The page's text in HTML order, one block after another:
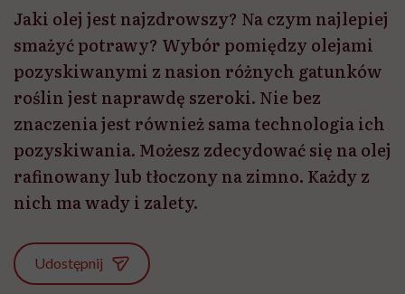
Jaki olej jest najzdrowszy? Na czym najlepiej
smażyć potrawy? Wybór pomiędzy olejami
pozyskiwanymi z nasion różnych gatunków
roślin jest naprawdę szeroki. Nie bez
znaczenia jest również sama technologia ich
pozyskiwania. Możesz zdecydować się na olej
rafinowany lub tłoczony na zimno. Każdy z
nich ma wady i zalety.
Udostępnij